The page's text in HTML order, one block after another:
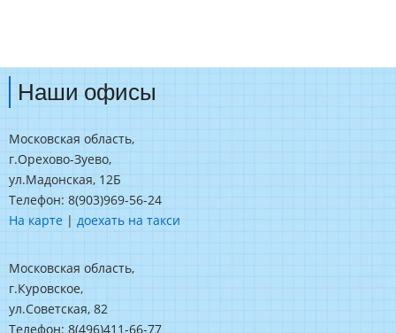
Наши офисы
Московская область,
г.Орехово-Зуево,
ул.Мадонская, 12Б
Телефон: 8(903)969-56-24
На карте | доехать на такси
Московская область,
г.Куровское,
ул.Советская, 82
Телефон: 8(496)411-66-77